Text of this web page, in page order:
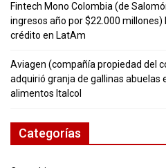
Fintech Mono Colombia (de
ingresos año por $22.000
crédito en LatAm
Aviagen (compañía propiedad del
adquirió granja de gallinas abuelas
alimentos Italcol
Categorías